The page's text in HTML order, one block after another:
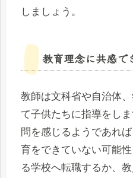
しましょう。
教育理念に共感で
教師は文科省や自治体
て子供たちに指導をし
問を感じるようであれ
育をできていない可能
る学校へ転職するか、